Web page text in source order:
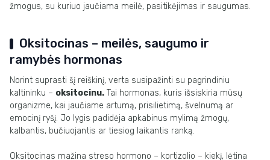
žmogus, su kuriuo jaučiama meilė, pasitikėjimas ir saugumas.
Oksitocinas – meilės, saugumo ir
ramybės hormonas
Norint suprasti šį reiškinį, verta susipažinti su pagrindiniu
kaltininku – oksitocinu. Tai hormonas, kuris išsiskiria mūsų
organizme, kai jaučiame artumą, prisilietimą, švelnumą ar
emocinį ryšį. Jo lygis padidėja apkabinus mylimą žmogų,
kalbantis, bučiuojantis ar tiesiog laikantis ranką.
Oksitocinas mažina streso hormono – kortizolio – kiekį, lėtina